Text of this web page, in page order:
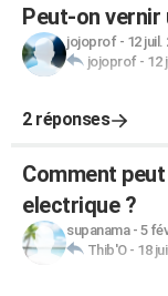
Peut-on vernir
jojoprof- 12 juil.
jojoprof- 12
2 réponses
Comment
electrique ?
supanama- 5
Thib'O- 18